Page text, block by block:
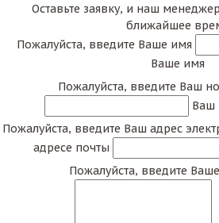
Оставьте заявку, и наш
ближайшее
Пожалуйста, введите Ваше имя
Ваше имя
Пожалуйста, введите Ваш
Ваш
Пожалуйста, введите Ваш адрес
адресе почты
Пожалуйста, введите